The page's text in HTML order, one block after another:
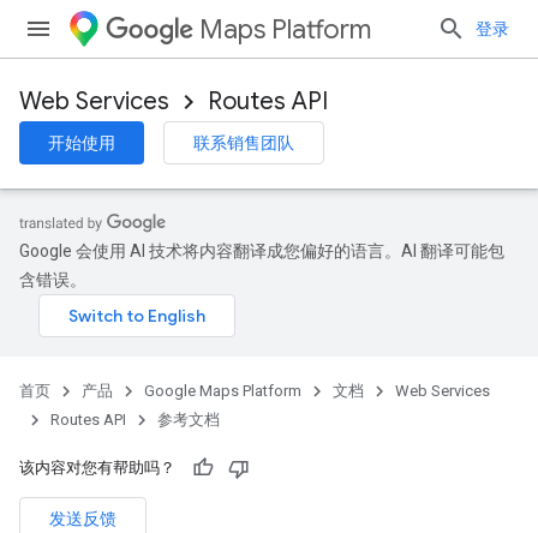
Maps Platform 登录
Web Services Routes API
开始使用 联系销售团队
Google 会使用 AI 技术将内容翻译成您偏好的语言。AI 翻译可能包
含错误。
首页 产品 Google Maps Platform 文档
Web Services
Routes API
参考文档
该内容对您有帮助吗？
发送反馈